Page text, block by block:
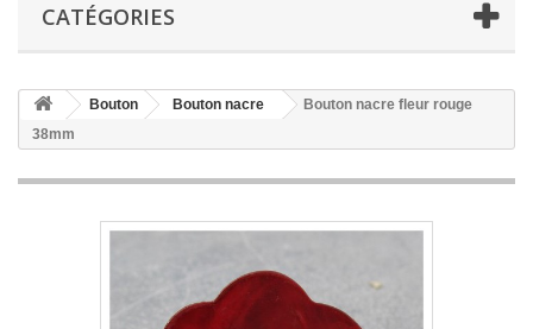
CATÉGORIES
Bouton Bouton nacre
Bouton nacre fleur rouge
38mm